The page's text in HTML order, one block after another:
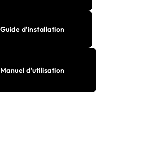
Guide d'installation
Manuel d'utilisation